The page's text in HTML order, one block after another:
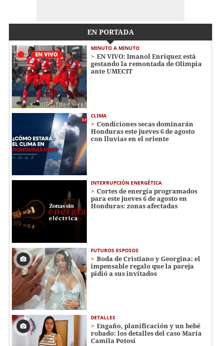
EN PORTADA
MINUTO A MINUTO
EN VIVO: Imanol Enríquez está
gestando la remontada de Olimpia
ante UMECIT
CLIMA
Condiciones secas dominarán
Honduras este jueves 6 de agosto
con lluvias en el oriente
INTERRUPCIÓN ENERGÉTICA
Cortes de energía programados
para este jueves 6 de agosto en
Honduras: zonas afectadas
FUTUROS ESPOSOS
Boda de Cristiano y Georgina: el
impensable regalo que la pareja
pidió a sus invitados
DETALLES
Engaño, planificación y un bebé
robado: los detalles del caso María
Camila Potosí